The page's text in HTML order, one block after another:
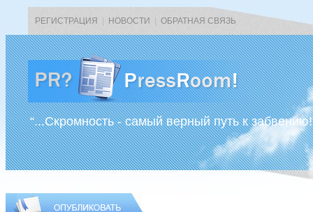
РЕГИСТРАЦИЯ НОВОСТИ ОБРАТНАЯ СВЯЗЬ
“...Скромность - самый верный путь к